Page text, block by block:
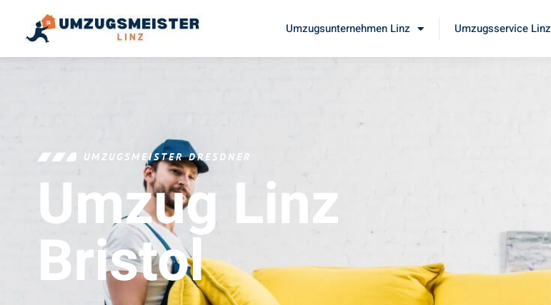
Umzugsunternehmen Linz Umzugsservice Linz
UMZUGSMEISTER DRESDNER
Umzug Linz
Bristol